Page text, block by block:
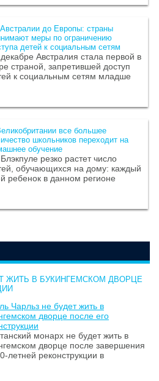
до Европы: страны
меры по ограничению
детей к социальным сетям
Австралия стала первой в
страной, запретившей доступ
к социальным сетям младше
все большее
школьников переходит на
обучение
резко растет число
обучающихся на дому: каждый
ребенок в данном регионе
ЖИТЬ В БУКИНГЕМСКОМ ДВОРЦЕ
Чарльз не будет жить в
дворце после его
монарх не будет жить в
дворце после завершения
летней реконструкции в